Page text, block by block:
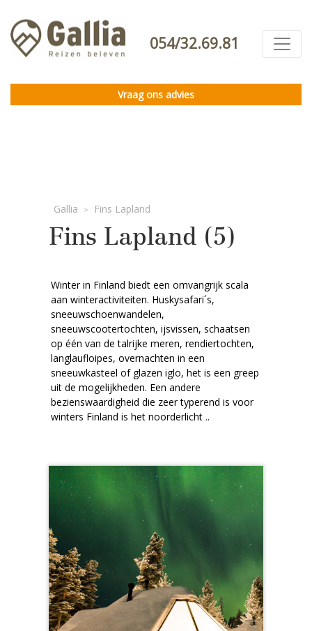
054/32.69.81
Vraag ons advies
Gallia > Fins Lapland
Fins Lapland (5)
Winter in Finland biedt een omvangrijk scala
aan winteractiviteiten. Huskysafari´s,
sneeuwschoenwandelen,
sneeuwscootertochten, ijsvissen, schaatsen
op één van de talrijke meren, rendiertochten,
langlaufloipes, overnachten in een
sneeuwkasteel of glazen iglo, het is een greep
uit de mogelijkheden. Een andere
bezienswaardigheid die zeer typerend is voor
winters Finland is het noorderlicht ..